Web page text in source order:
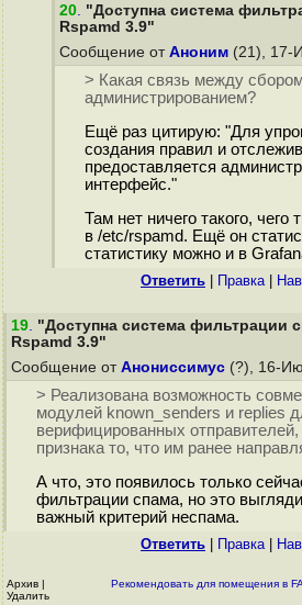
20. "Доступна система
Rspamd 3.9"
Сообщение от Аноним (21), 17-
> Какая связь между
администрированием?
Ещё раз цитирую: "Для
создания правил и
предоставляется
интерфейс."
Там нет ничего такого,
в /etc/rspamd. Ещё он
статистику можно и в
Ответить Правка|
19. "Доступна система фильтрации
Rspamd 3.9"
Сообщение от Анониссимус (?), 16-
> Реализована возможность
модулей known_senders и replies
верифицированных отправителей,
признака то, что им ранее
А что, это появилось только
фильтрации спама, но это
важный критерий неспама.
Ответить Правка|
Архив |
Удалить
Рекомендовать для помещения в